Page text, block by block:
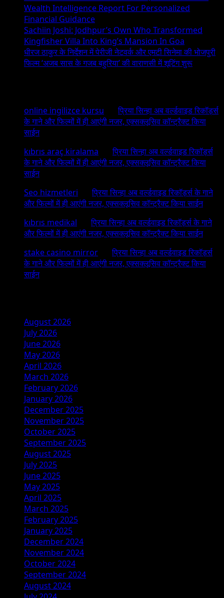
Wealth Intelligence Report For Personalized
Financial Guidance
Sachiin Joshi: Jodhpur’s Own Who Transformed
Kingfisher Villa Into King’s Mansion In Goa
धीरज ठाकुर के निर्देशन में पेरीजी नेटवर्क और एमटी सिनेमा की भोजपुरी
फिल्म ‘अजब सास के गजब बहुरिया’ की वाराणसी में शूटिंग शुरू
online ingilizce kursu onप्रिया सिन्हा अब वर्ल्डवाइड रिकॉर्ड्स
के गाने और फिल्मों में ही आएंगी नजर, एक्सक्लूसिव कॉन्ट्रैक्ट किया
साईन
kıbrıs araç kiralama onप्रिया सिन्हा अब वर्ल्डवाइड रिकॉर्ड्स
के गाने और फिल्मों में ही आएंगी नजर, एक्सक्लूसिव कॉन्ट्रैक्ट किया
साईन
Seo hizmetleri onप्रिया सिन्हा अब वर्ल्डवाइड रिकॉर्ड्स के गाने
और फिल्मों में ही आएंगी नजर, एक्सक्लूसिव कॉन्ट्रैक्ट किया साईन
kıbrıs medikal onप्रिया सिन्हा अब वर्ल्डवाइड रिकॉर्ड्स के गाने
और फिल्मों में ही आएंगी नजर, एक्सक्लूसिव कॉन्ट्रैक्ट किया साईन
stake casino mirror onप्रिया सिन्हा अब वर्ल्डवाइड रिकॉर्ड्स
के गाने और फिल्मों में ही आएंगी नजर, एक्सक्लूसिव कॉन्ट्रैक्ट किया
साईन
August 2026
July 2026
June 2026
May 2026
April 2026
March 2026
February 2026
January 2026
December 2025
November 2025
October 2025
September 2025
August 2025
July 2025
June 2025
May 2025
April 2025
March 2025
February 2025
January 2025
December 2024
November 2024
October 2024
September 2024
August 2024